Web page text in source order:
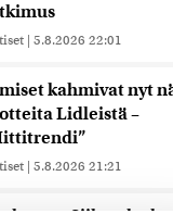
| 5.8.2026 22:01
kahmivat nyt
Lidleistä –
| 5.8.2026 21:21